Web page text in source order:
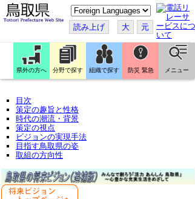
こ
の
ペ
ー
ジ
を
翻
訳
す
読み上げ 大 元
県外の方へ 分野で探す 組織で探す 防災 緊急 メニュー
目次
策定の趣旨と性格
時代の潮流・背景
策定の視点
ビジョンの実現手法
目指す鳥取県の姿
取組の方向性